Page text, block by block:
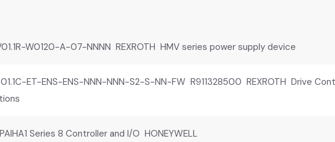
W0120-A-07-NNNN REXROTH HMV series power supply device
ET-ENS-ENS-NNN-NNN-S2-S-NN-FW R911328500 REXROTH Drive
Series 8 Controller and I/O HONEYWELL